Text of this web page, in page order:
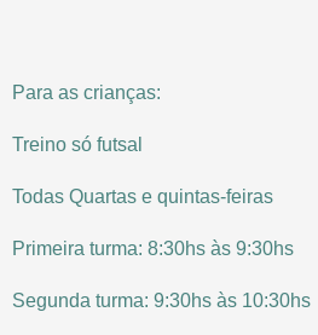
Para as crianças:
Treino só futsal
Todas Quartas e quintas-feiras
Primeira turma: 8:30hs às 9:30hs
Segunda turma: 9:30hs às 10:30hs